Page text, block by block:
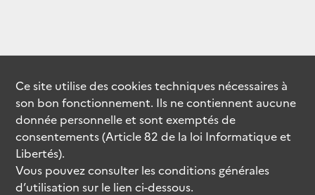
Ce site utilise descookiestechniques nécessaires à
son bon fonctionnement. Ils ne contiennent aucune
donnée personnelle et sont exemptés de
consentements (Article 82 de la loi Informatique et
Libertés).
Vous pouvez consulter les conditions générales
d’utilisation sur le lien ci-dessous.